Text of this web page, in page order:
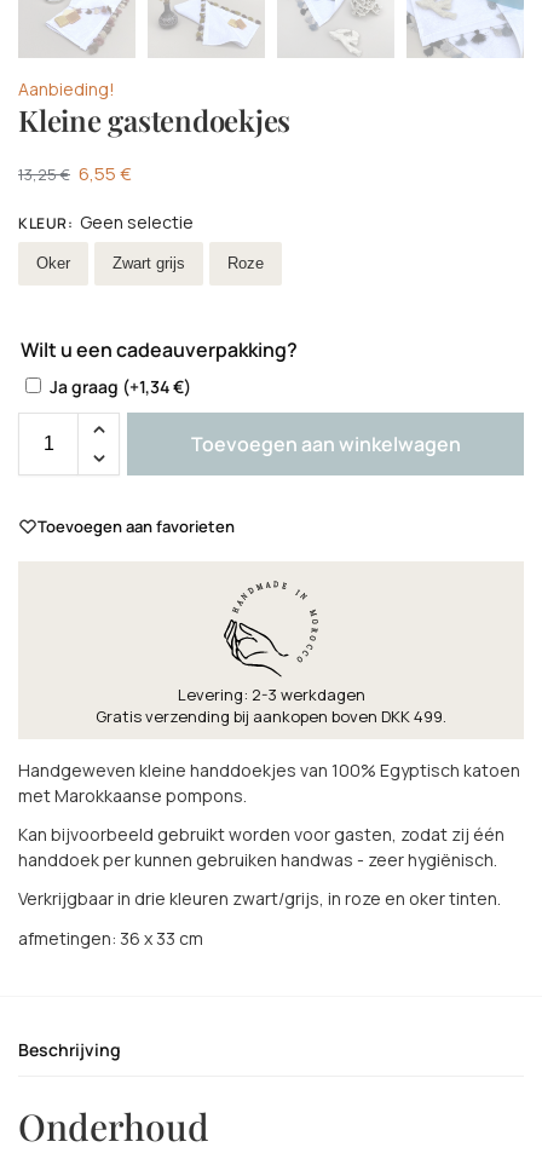
Aanbieding!
Kleine gastendoekjes
13,25€ 6,55€
KLEUR: Geen selectie
Selecteer Kleur
Oker Zwart grijs Roze
Wilt u een cadeauverpakking?
Ja graag (+1,34€)
Toevoegen aan winkelwagen
Toevoegen aan favorieten
Levering: 2-3 werkdagen
Gratis verzending bij aankopen boven DKK 499.
Handgeweven kleine handdoekjes van 100% Egyptisch katoen
met Marokkaanse pompons.
Kan bijvoorbeeld gebruikt worden voor gasten, zodat zij één
handdoek per kunnen gebruiken handwas - zeer hygiënisch.
Verkrijgbaar in drie kleuren zwart/grijs, in roze en oker tinten.
afmetingen: 36 x 33 cm
Beschrijving
Onderhoud